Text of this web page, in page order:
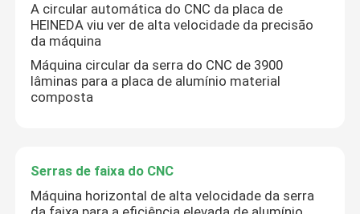
A circular automática do CNC da placa de
HEINEDA viu ver de alta velocidade da precisão
da máquina
Máquina circular da serra do CNC de 3900
lâminas para a placa de alumínio material
composta
Serras de faixa do CNC
Máquina horizontal de alta velocidade da serra